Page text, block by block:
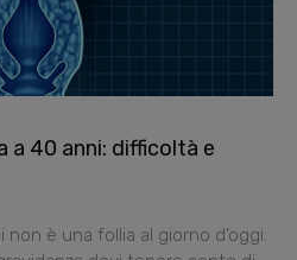
a 40 anni: difficoltà e
è una follia al giorno d’oggi.